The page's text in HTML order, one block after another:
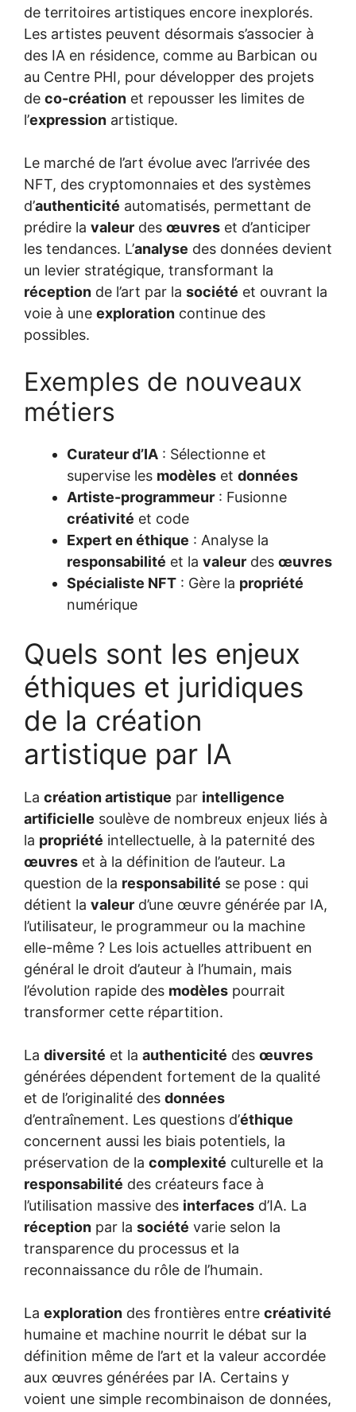
de territoires artistiques encore inexplorés.
Les artistes peuvent désormais s’associer à
des IA en résidence, comme au Barbican ou
au Centre PHI, pour développer des projets
de co-création et repousser les limites de
l’expression artistique.
Le marché de l’art évolue avec l’arrivée des
NFT, des cryptomonnaies et des systèmes
d’authenticité automatisés, permettant de
prédire la valeur des œuvres et d’anticiper
les tendances. L’analyse des données devient
un levier stratégique, transformant la
réception de l’art par la société et ouvrant la
voie à une exploration continue des
possibles.
Exemples de nouveaux
métiers
Curateur d’IA : Sélectionne et
supervise les modèles et données
Artiste-programmeur : Fusionne
créativité et code
Expert en éthique : Analyse la
responsabilité et la valeur des œuvres
Spécialiste NFT : Gère la propriété
numérique
Quels sont les enjeux
éthiques et juridiques
de la création
artistique par IA
La création artistique par intelligence
artificielle soulève de nombreux enjeux liés à
la propriété intellectuelle, à la paternité des
œuvres et à la définition de l’auteur. La
question de la responsabilité se pose : qui
détient la valeur d’une œuvre générée par IA,
l’utilisateur, le programmeur ou la machine
elle-même ? Les lois actuelles attribuent en
général le droit d’auteur à l’humain, mais
l’évolution rapide des modèles pourrait
transformer cette répartition.
La diversité et la authenticité des œuvres
générées dépendent fortement de la qualité
et de l’originalité des données
d’entraînement. Les questions d’éthique
concernent aussi les biais potentiels, la
préservation de la complexité culturelle et la
responsabilité des créateurs face à
l’utilisation massive des interfaces d’IA. La
réception par la société varie selon la
transparence du processus et la
reconnaissance du rôle de l’humain.
La exploration des frontières entre créativité
humaine et machine nourrit le débat sur la
définition même de l’art et la valeur accordée
aux œuvres générées par IA. Certains y
voient une simple recombinaison de données,